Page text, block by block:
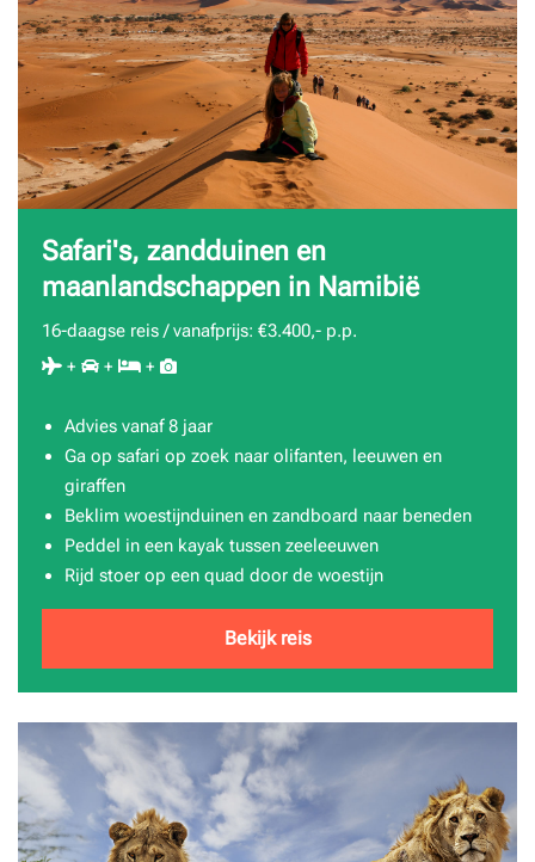
Safari's, zandduinen en
maanlandschappen in Namibië
16-daagse reis / vanafprijs: €3.400,- p.p.
+
+ +
Advies vanaf 8 jaar
Ga op safari op zoek naar olifanten, leeuwen en
giraffen
Beklim woestijnduinen en zandboard naar beneden
Peddel in een kayak tussen zeeleeuwen
Rijd stoer op een quad door de woestijn
Bekijk reis